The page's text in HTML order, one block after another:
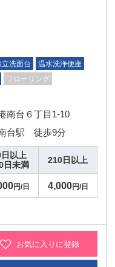
立洗面台
温水洗浄便座
フローリング
南台６丁目1-10
台駅 徒歩9分
以上
日未満
210日以上
円/日 4,000円/日
お気に入りに登録